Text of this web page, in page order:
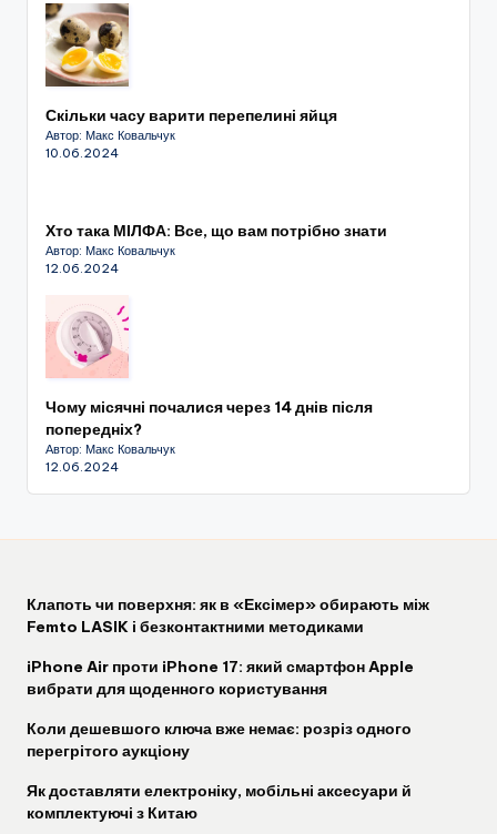
Скільки часу варити перепелині яйця
Автор: Макс Ковальчук
10.06.2024
Хто така МІЛФА: Все, що вам потрібно знати
Автор: Макс Ковальчук
12.06.2024
Чому місячні почалися через 14 днів після
попередніх?
Автор: Макс Ковальчук
12.06.2024
Клапоть чи поверхня: як в «Ексімер» обирають між
Femto LASIK і безконтактними методиками
iPhone Air проти iPhone 17: який смартфон Apple
вибрати для щоденного користування
Коли дешевшого ключа вже немає: розріз одного
перегрітого аукціону
Як доставляти електроніку, мобільні аксесуари й
комплектуючі з Китаю